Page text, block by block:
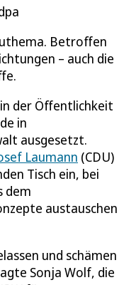
Betroffen
– auch die
der Öffentlichkeit
in
ausgesetzt.
Laumann (CDU)
Tisch ein, bei
dem
austauschen
und schämen
Sonja Wolf, die